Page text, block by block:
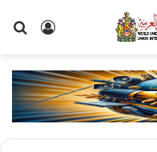
تسجيل